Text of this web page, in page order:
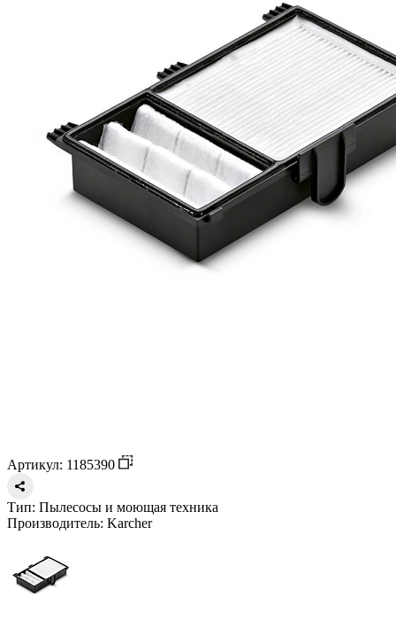
Артикул: 1185390
Тип: Пылесосы и моющая техника
Производитель: Karcher